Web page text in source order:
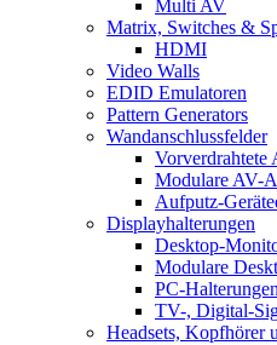
Multi AV
Matrix, Switches &
HDMI
Video Walls
EDID Emulatoren
Pattern Generators
Wandanschlussfelder
Vorverdrahtete
Modulare AV-
Aufputz-
Displayhalterungen
Desktop-
Modulare
PC-Halterungen
TV-, Digital-
Headsets, Kopfhörer